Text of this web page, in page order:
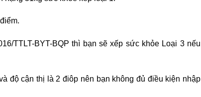
TTLT-BYT-BQP thì bạn sẽ xếp sức khỏe Loại 3 nếu
độ cận thị là 2 điôp nên bạn không đủ điều kiện nhập